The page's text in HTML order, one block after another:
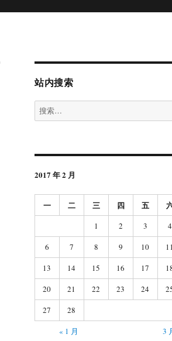
站内搜索
搜
索：
2017 年 2 月
一 二 三 四 五
1 2 3 4
6 7 8 9 10 11
13 14 15 16 17
20 21 22 23 24
27
28
« 1 月
3